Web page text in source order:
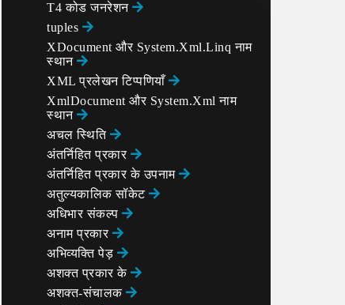
T4 कोड जनरेशन
tuples
XDocument और System.Xml.Linq नाम
स्थान
XML प्रलेखन टिप्पणियाँ
XmlDocument और System.Xml नाम
स्थान
अचल स्थिति
अंतर्निहित प्रकार
अंतर्निहित प्रकार के उपनाम
अतुल्यकालिक सॉकेट
अधिभार संकल्प
अनाम प्रकार
अभिव्यक्ति पेड़
अशक्त प्रकार के
अशक्त-संचालक